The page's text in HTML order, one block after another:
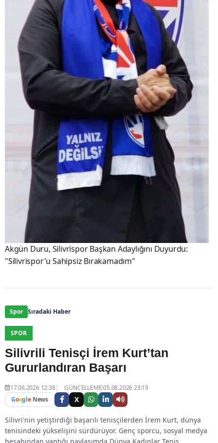
Akgün Duru, Silivrispor Başkan Adaylığını Duyurdu:
"Silivrispor'u Sahipsiz Bırakamadım"
Spor Sıradaki Haber
SPOR
Silivrili Tenisçi İrem Kurt’tan
Gururlandıran Başarı
17.06.2026 12:38
GÜNCELLEME:05.08.2026 23:19
Google News X
Silivri'nin yetiştirdiği başarılı tenisçilerden İrem Kurt, dünya
tenisindeki yükselişini sürdürüyor. Genç sporcu, sosyal medya
hesabından yaptığı paylaşımda Dünya Kadınlar Tenis